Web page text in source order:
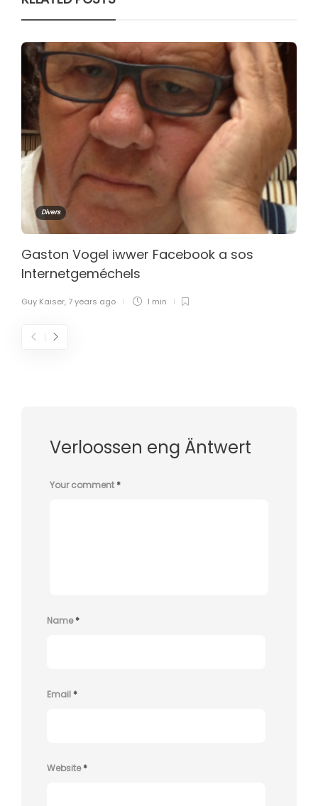
Divers
Gaston Vogel iwwer Facebook a sos
Internetgeméchels
Guy Kaiser, 7 years ago 1 min
Verloossen eng Äntwert
Your comment*
Name*
Email*
Website*